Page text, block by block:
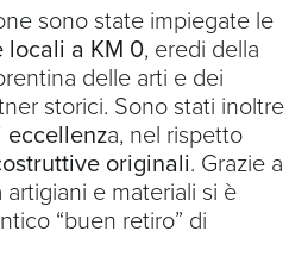
sono state impiegate le
locali a KM 0, eredi della
delle arti e dei
storici. Sono stati inoltre
a, nel rispetto
originali. Grazie a
e materiali si è
“buen retiro” di